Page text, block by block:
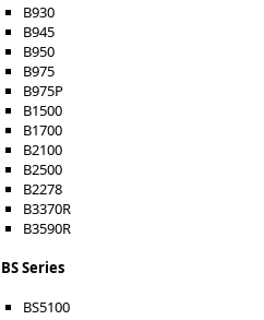
B930
B945
B950
B975
B975P
B1500
B1700
B2100
B2500
B2278
B3370R
B3590R
BS Series
BS5100